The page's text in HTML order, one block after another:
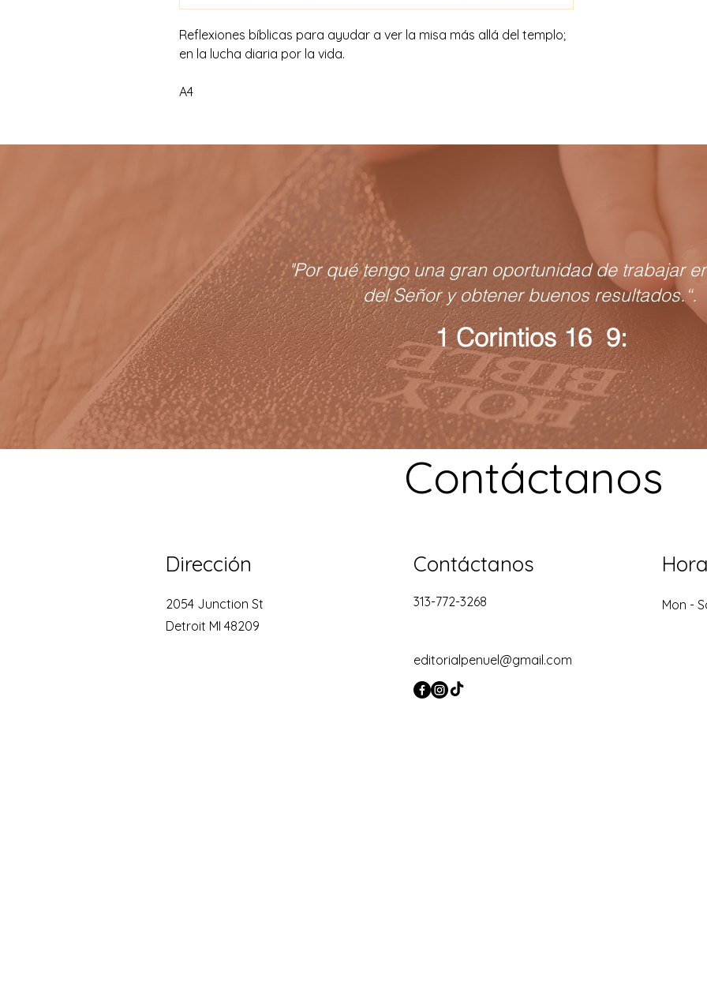
Reflexiones bíblicas para ayudar a ver la misa más allá del templo;
en la lucha diaria por la vida.
A4
1 Corintios 16 9:
"Por qué tengo una gran oportunidad de trabajar
del Señor y obtener buenos resultados.“.
Contáctanos
Dirección
2054 Junction St
Detroit MI 48209
Contáctanos
313-772-3268 Mon -
editorialpenuel@gmail.com